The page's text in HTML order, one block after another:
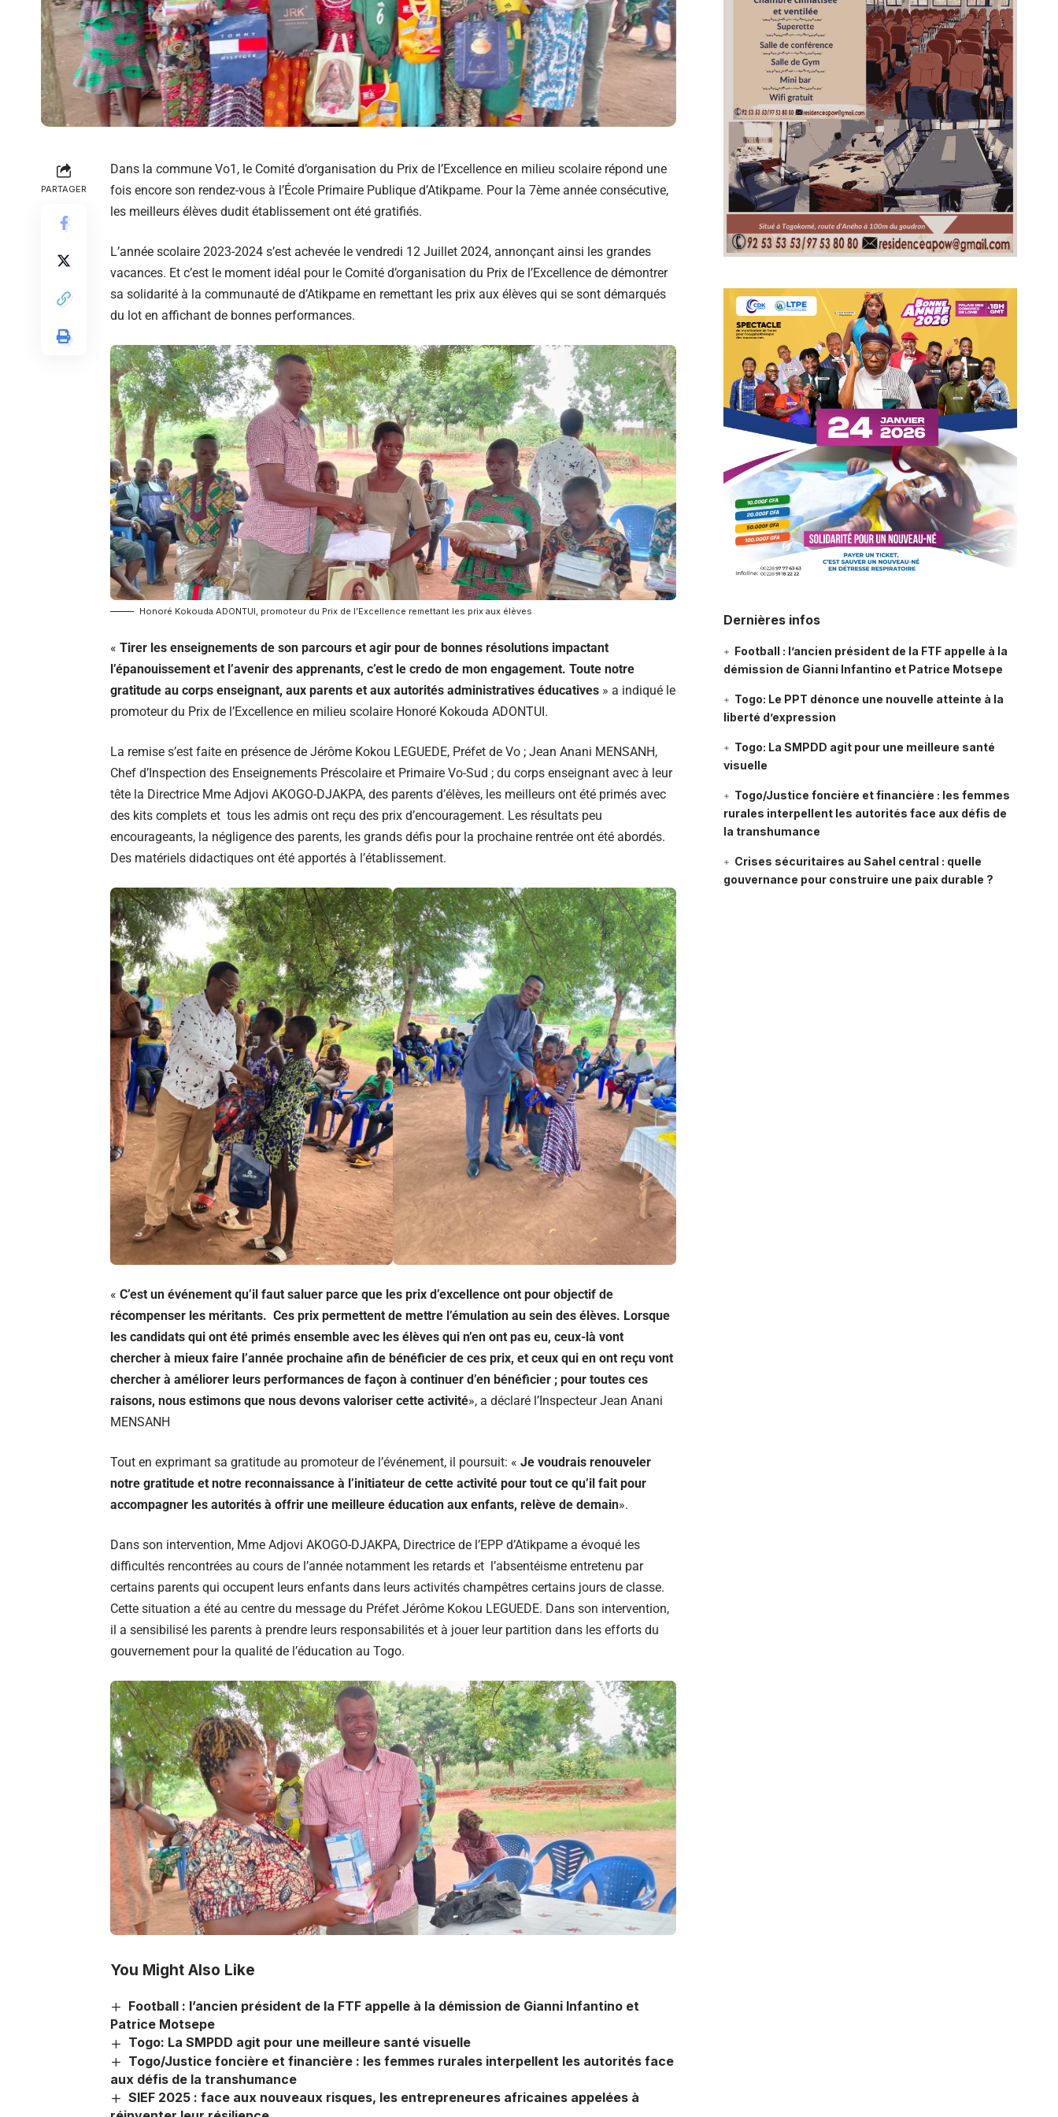
PARTAGER
Dans la commune Vo1, le Comité d’organisation du Prix de l’Excellence en milieu scolaire répond une
fois encore son rendez-vous à l’École Primaire Publique d’Atikpame. Pour la 7ème année consécutive,
les meilleurs élèves dudit établissement ont été gratifiés.
L’année scolaire 2023-2024 s’est achevée le vendredi 12 Juillet 2024, annonçant ainsi les grandes
vacances. Et c’est le moment idéal pour le Comité d’organisation du Prix de l’Excellence de démontrer
sa solidarité à la communauté de d’Atikpame en remettant les prix aux élèves qui se sont démarqués
du lot en affichant de bonnes performances.
Honoré Kokouda ADONTUI, promoteur du Prix de l’Excellence remettant les prix aux élèves
« Tirer les enseignements de son parcours et agir pour de bonnes résolutions impactant
l’épanouissement et l’avenir des apprenants, c’est le credo de mon engagement. Toute notre
gratitude au corps enseignant, aux parents et aux autorités administratives éducatives » a indiqué le
promoteur du Prix de l’Excellence en milieu scolaire Honoré Kokouda ADONTUI.
La remise s’est faite en présence de Jérôme Kokou LEGUEDE, Préfet de Vo ; Jean Anani MENSANH,
Chef d’Inspection des Enseignements Préscolaire et Primaire Vo-Sud ; du corps enseignant avec à leur
tête la Directrice Mme Adjovi AKOGO-DJAKPA, des parents d’élèves, les meilleurs ont été primés avec
des kits complets et tous les admis ont reçu des prix d’encouragement. Les résultats peu
encourageants, la négligence des parents, les grands défis pour la prochaine rentrée ont été abordés.
Des matériels didactiques ont été apportés à l’établissement.
« C’est un événement qu’il faut saluer parce que les prix d’excellence ont pour objectif de
récompenser les méritants. Ces prix permettent de mettre l’émulation au sein des élèves. Lorsque
les candidats qui ont été primés ensemble avec les élèves qui n’en ont pas eu, ceux-là vont
chercher à mieux faire l’année prochaine afin de bénéficier de ces prix, et ceux qui en ont reçu vont
chercher à améliorer leurs performances de façon à continuer d’en bénéficier ; pour toutes ces
raisons, nous estimons que nous devons valoriser cette activité», a déclaré l’Inspecteur Jean Anani
MENSANH
Tout en exprimant sa gratitude au promoteur de l’événement, il poursuit: « Je voudrais renouveler
notre gratitude et notre reconnaissance à l’initiateur de cette activité pour tout ce qu’il fait pour
accompagner les autorités à offrir une meilleure éducation aux enfants, relève de demain».
Dans son intervention, Mme Adjovi AKOGO-DJAKPA, Directrice de l’EPP d’Atikpame a évoqué les
difficultés rencontrées au cours de l’année notamment les retards et l’absentéisme entretenu par
certains parents qui occupent leurs enfants dans leurs activités champêtres certains jours de classe.
Cette situation a été au centre du message du Préfet Jérôme Kokou LEGUEDE. Dans son intervention,
il a sensibilisé les parents à prendre leurs responsabilités et à jouer leur partition dans les efforts du
gouvernement pour la qualité de l’éducation au Togo.
You Might Also Like
Football : l’ancien président de la FTF appelle à la démission de Gianni Infantino et
Patrice Motsepe
Togo: La SMPDD agit pour une meilleure santé visuelle
Togo/Justice foncière et financière : les femmes rurales interpellent les autorités face
aux défis de la transhumance
SIEF 2025 : face aux nouveaux risques, les entrepreneures africaines appelées à
Dernières infos
Football : l’ancien président de la FTF appelle à la
démission de Gianni Infantino et Patrice Motsepe
Togo: Le PPT dénonce une nouvelle atteinte à la
liberté d’expression
Togo: La SMPDD agit pour une meilleure santé
visuelle
Togo/Justice foncière et financière : les femmes
rurales interpellent les autorités face aux défis de
la transhumance
Crises sécuritaires au Sahel central : quelle
gouvernance pour construire une paix durable ?